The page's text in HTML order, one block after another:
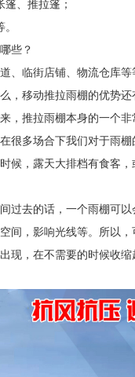
、推拉篷；
些？
、临街店铺、物流仓库等
，移动推拉雨棚的优势还
，推拉雨棚本身的一个
很多场合下我们对于雨
候，露天大排档有食客，
过去的话，一个雨棚可以
间，影响光线等。所以
现，在不需要的时候收缩